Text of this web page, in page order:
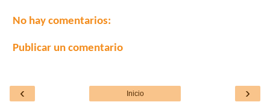
No hay comentarios:
Publicar un comentario
‹ ›
Inicio